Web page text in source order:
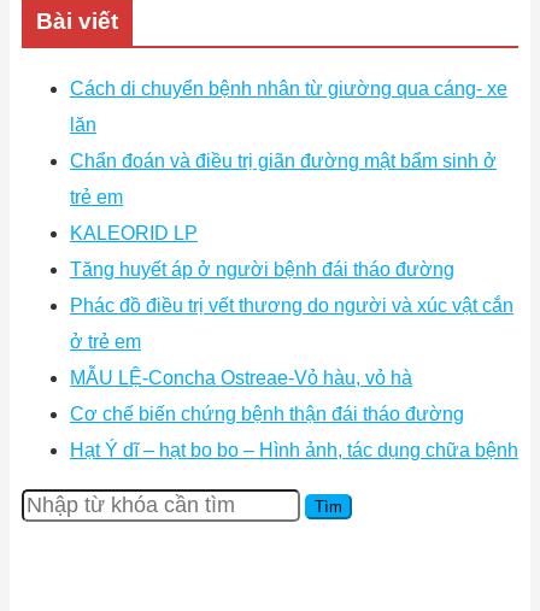
Bài viết
Cách di chuyển bệnh nhân từ giường qua cáng- xe
lăn
Chẩn đoán và điều trị giãn đường mật bẩm sinh ở
trẻ em
KALEORID LP
Tăng huyết áp ở người bệnh đái tháo đường
Phác đồ điều trị vết thương do người và xúc vật cắn
ở trẻ em
MẪU LỆ-Concha Ostreae-Vỏ hàu, vỏ hà
Cơ chế biến chứng bệnh thận đái tháo đường
Hạt Ý dĩ – hạt bo bo – Hình ảnh, tác dụng chữa bệnh